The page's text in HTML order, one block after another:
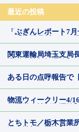
最近の投稿
「ぶぎんレポート7
関東運輸局埼玉支局
ある日の点呼報告で
物流ウィークリー4/
とちトモ／栃木営業